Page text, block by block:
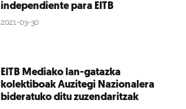
independiente para EITB
2021-03-30
EITB Mediako lan-gatazka
kolektiboak Auzitegi Nazionalera
bideratuko ditu zuzendaritzak